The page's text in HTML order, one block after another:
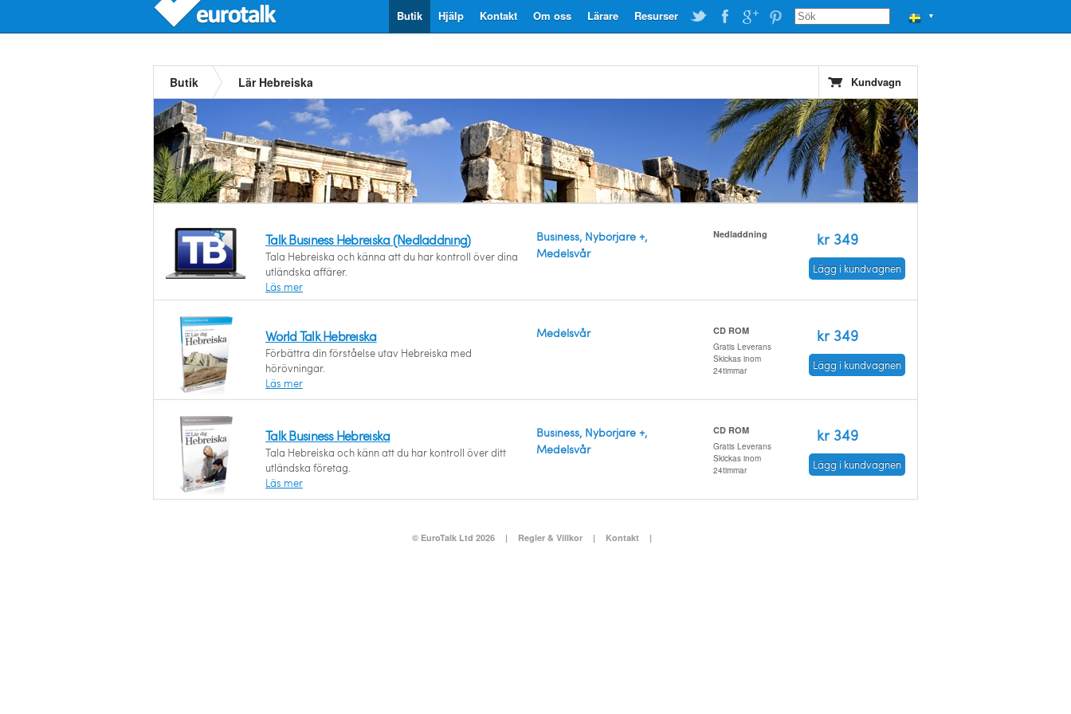
▼
Resurser
Lärare
Om oss
Kontakt
Hjälp
Butik
Butik Lär Hebreiska Kundvagn
Talk Business Hebreiska (Nedladdning)
Tala Hebreiska och känna att du har kontroll över dina
utländska affärer.
Läs mer
Business, Nybörjare +,
Medelsvår
Nedladdning kr 349
Lägg i kundvagnen
World Talk Hebreiska
Förbättra din förståelse utav Hebreiska med
hörövningar.
Läs mer
Medelsvår CD ROM
Gratis Leverans
Skickas inom
24timmar
kr 349
Lägg i kundvagnen
Talk Business Hebreiska
Tala Hebreiska och känn att du har kontroll över ditt
utländska företag.
Läs mer
Business, Nybörjare +,
Medelsvår
CD ROM
Gratis Leverans
Skickas inom
24timmar
kr 349
Lägg i kundvagnen
© EuroTalk Ltd 2026 | Regler & Villkor | Kontakt |